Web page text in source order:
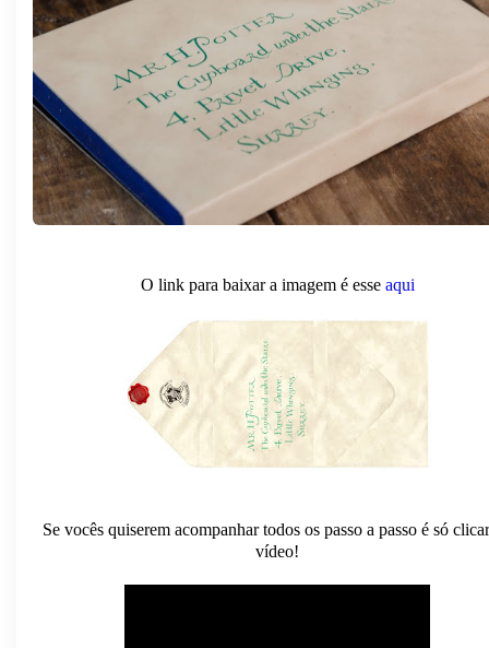
O link para baixar a imagem é esse aqui
Se vocês quiserem acompanhar todos os passo a passo é só
vídeo!